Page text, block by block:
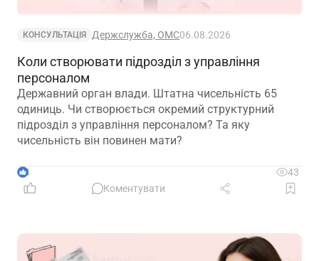
КОНСУЛЬТАЦІЯ Держслужба, ОМС06.08.2026
Коли створювати підрозділ з управління
персоналом
Державний орган влади. Штатна чисельність 65
одиниць. Чи створюється окремий структурний
підрозділ з управління персоналом? Та яку
чисельність він повинен мати?
4
43
Коментувати